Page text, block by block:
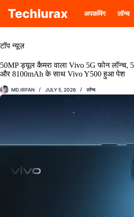
content
Techlurax अपकमिंग लॉन्च
टॉप न्यूज़
50MP ड्यूल कैमरा वाला Vivo 5G फोन लॉन्च,
और 8100mAh के साथ Vivo Y500 हुआ पेश
MD.IRFAN JULY 5, 2026 लॉन्च